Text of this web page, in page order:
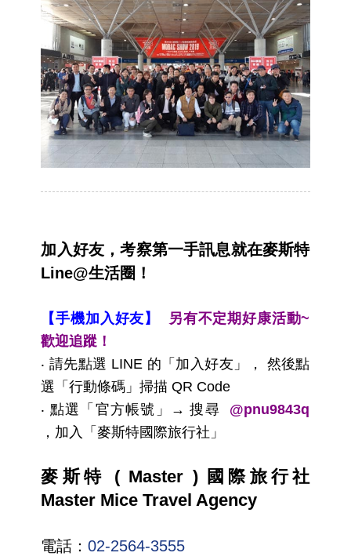
加入好友，考察第一手訊息就在麥斯特
Line@生活圈！
【手機加入好友】
另有不定期好康活動~
歡迎追蹤！
‧ 請先點選 LINE 的「加入好友」， 然後點
選「行動條碼」掃描 QR Code
‧ 點選「官方帳號」→ 搜尋 @pnu9843q
，加入「麥斯特國際旅行社」
麥斯特 ( Master ) 國際旅行社
Master Mice Travel Agency
電話：02-2564-3555